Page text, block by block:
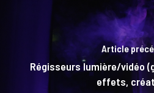
Article
Régisseurs lumière/vidéo
effets,